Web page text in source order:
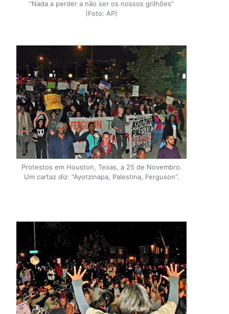
“Nada a perder a não ser os nossos grilhões”
(Foto: AP)
Protestos em Houston, Texas, a 25 de Novembro.
Um cartaz diz: “Ayotzinapa, Palestina, Ferguson”.